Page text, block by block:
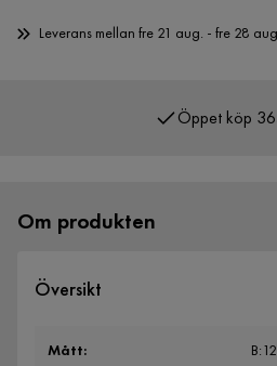
Leverans mellan fre 21 aug. - fre 28
Om produkten
Översikt
Mått: